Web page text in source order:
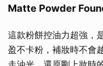
Matte Powder
這款粉餅控油力超強，
盈不卡粉，補妝時不會